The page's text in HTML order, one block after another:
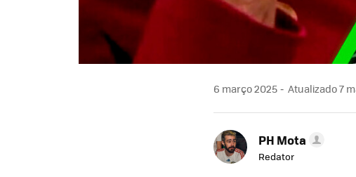
6 março 2025 Atualizado 7
PH Mota
Redator